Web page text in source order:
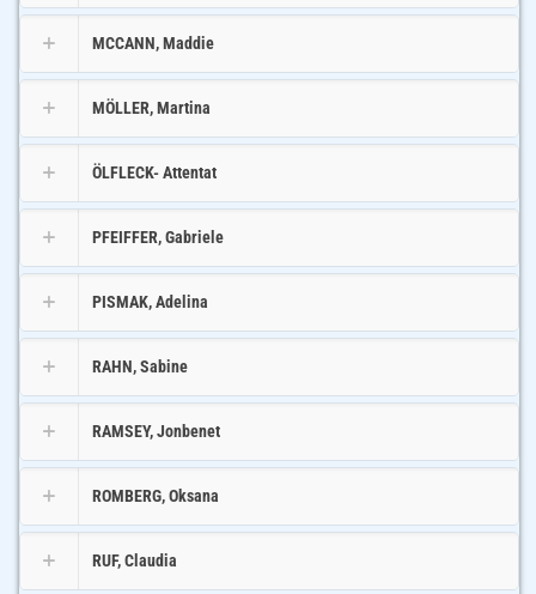
MCCANN, Maddie
MÖLLER, Martina
ÖLFLECK- Attentat
PFEIFFER, Gabriele
PISMAK, Adelina
RAHN, Sabine
RAMSEY, Jonbenet
ROMBERG, Oksana
RUF, Claudia